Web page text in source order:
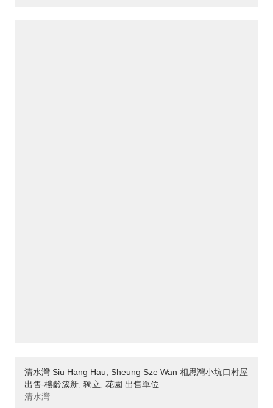
清水灣 Siu Hang Hau, Sheung Sze Wan 相思灣小坑口村屋
出售-樓齡簇新, 獨立, 花園 出售單位
清水灣